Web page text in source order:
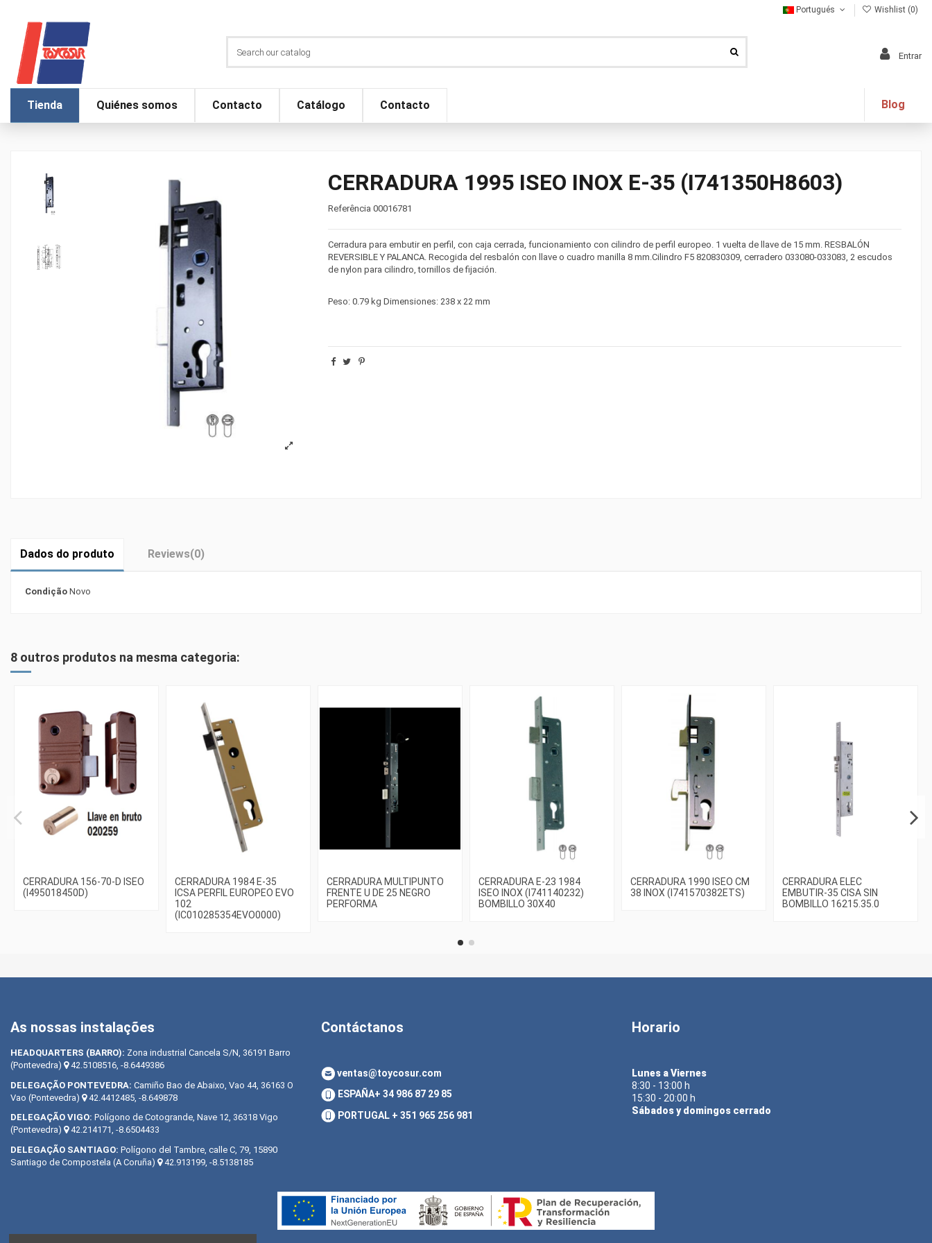
Portugués Wishlist (0)
Entrar
Tienda Quiénes somos Contacto Catálogo Contacto Blog
CERRADURA 1995 ISEO INOX E-35 (I741350H8603)
Referência 00016781
Cerradura para embutir en perfil, con caja cerrada, funcionamiento con cilindro de perfil europeo. 1 vuelta de llave de 15 mm. RESBALÓN
REVERSIBLE Y PALANCA. Recogida del resbalón con llave o cuadro manilla 8 mm.Cilindro F5 820830309, cerradero 033080-033083, 2 escudos
de nylon para cilindro, tornillos de fijación.
Peso: 0.79 kg Dimensiones: 238 x 22 mm
Dados do produto Reviews(0)
Condição Novo
8 outros produtos na mesma categoria:
CERRADURA 156-70-D ISEO
(I495018450D)
CERRADURA 1984 E-35
ICSA PERFIL EUROPEO EVO
102
(IC010285354EVO0000)
CERRADURA MULTIPUNTO
FRENTE U DE 25 NEGRO
PERFORMA
CERRADURA E-23 1984
ISEO INOX (I741140232)
BOMBILLO 30X40
CERRADURA 1990 ISEO CM
38 INOX (I741570382ETS)
CERRADURA ELEC
EMBUTIR-35 CISA SIN
BOMBILLO 16215.35.0
As nossas instalações
HEADQUARTERS (BARRO): Zona industrial Cancela S/N, 36191 Barro
(Pontevedra)
42.5108516, -8.6449386
DELEGAÇÃO PONTEVEDRA: Camiño Bao de Abaixo, Vao 44, 36163 O
Vao (Pontevedra)
42.4412485, -8.649878
DELEGAÇÃO VIGO: Polígono de Cotogrande, Nave 12, 36318 Vigo
(Pontevedra)
42.214171, -8.6504433
DELEGAÇÃO SANTIAGO: Polígono del Tambre, calle C, 79, 15890
Santiago de Compostela (A Coruña)
42.913199, -8.5138185
Contáctanos
ventas@toycosur.com
ESPAÑA+ 34 986 87 29 85
PORTUGAL + 351 965 256 981
Horario
Lunes a Viernes
8:30 - 13:00 h
15:30 - 20:00 h
Sábados y domingos cerrado